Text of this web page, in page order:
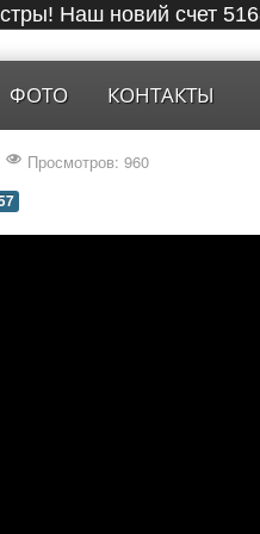
Наш новий счет
ФОТО КОНТАКТЫ
Просмотров: 960